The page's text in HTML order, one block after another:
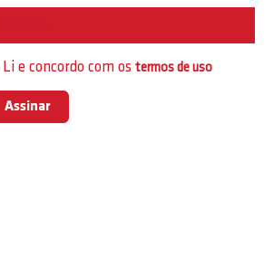
Li e concordo com ostermos de uso